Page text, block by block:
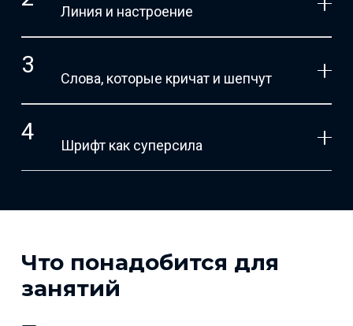
Линия и настроение
Слова, которые кричат и шепчут
Шрифт как суперсила
Что понадобится для
занятий